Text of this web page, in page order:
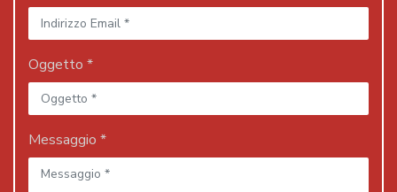
Oggetto *
Messaggio *